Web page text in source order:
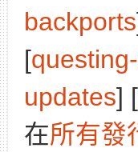
backports
[
updates] [
在所有發